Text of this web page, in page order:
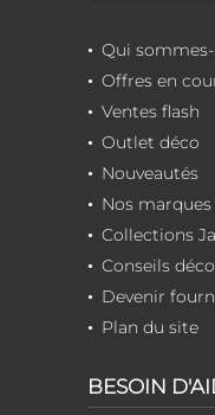
Qui
Offres en
Ventes flash
Outlet déco
Nouveautés
Nos marques
Collections
Conseils
Devenir
Plan du site
BESOIN